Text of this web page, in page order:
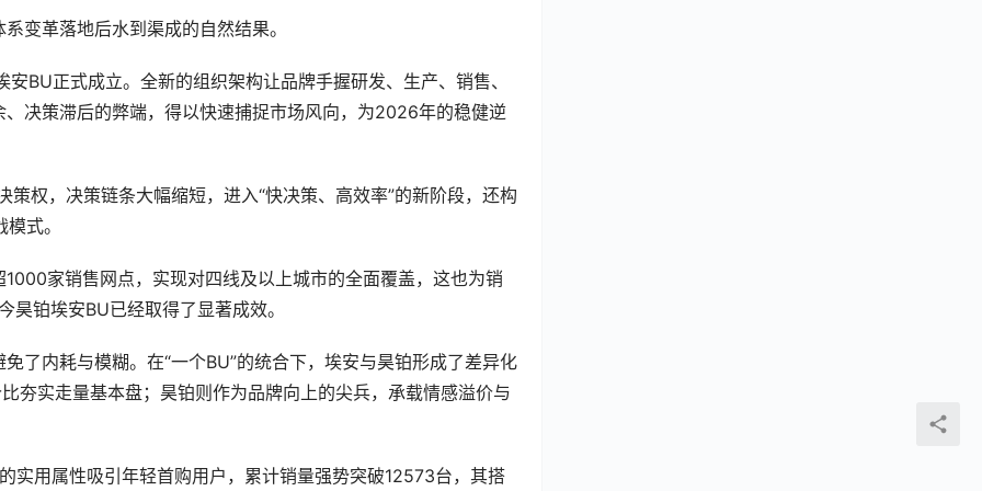
变革落地后水到渠成的自然结果。
BU正式成立。全新的组织架构让品牌手握研发、生产、销售、
决策滞后的弊端，得以快速捕捉市场风向，为2026年的稳健逆
权，决策链条大幅缩短，进入“快决策、高效率”的新阶段，还构
式。
家销售网点，实现对四线及以上城市的全面覆盖，这也为销
铂埃安BU已经取得了显著成效。
了内耗与模糊。在“一个BU”的统合下，埃安与昊铂形成了差异化
夯实走量基本盘；昊铂则作为品牌向上的尖兵，承载情感溢价与
实用属性吸引年轻首购用户，累计销量强势突破12573台，其搭